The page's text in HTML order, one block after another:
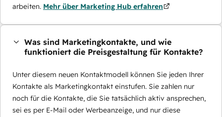
arbeiten. Mehr über Marketing Hub erfahren
Was sind Marketingkontakte, und wie
funktioniert die Preisgestaltung für Kontakte?
Unter diesem neuen Kontaktmodell können Sie jeden Ihrer
Kontakte als Marketingkontakt einstufen. Sie zahlen nur
noch für die Kontakte, die Sie tatsächlich aktiv ansprechen,
sei es per E-Mail oder Werbeanzeige, und nur diese